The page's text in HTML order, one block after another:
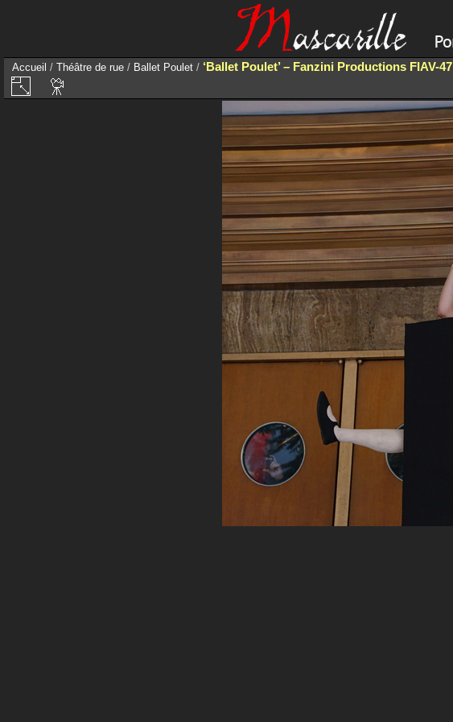
Accueil / Théâtre de rue / Ballet Poulet / ‘Ballet Poulet’ – Fanzini Productions FIAV-47